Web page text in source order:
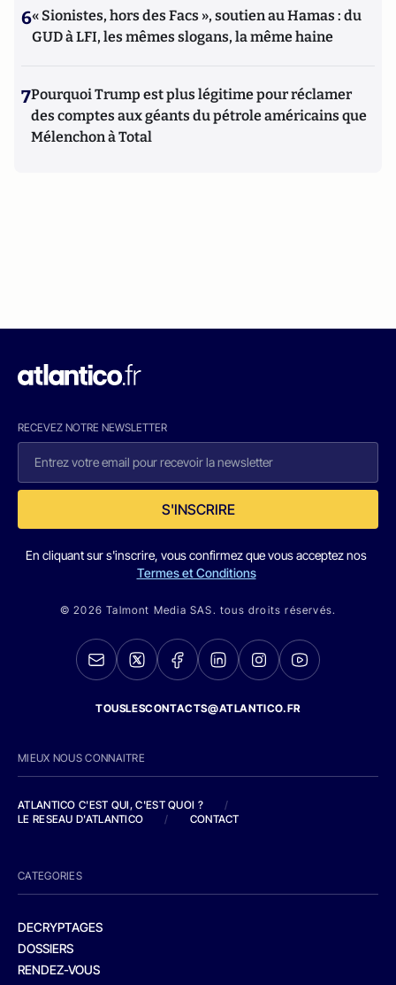
6« Sionistes, hors des Facs », soutien au Hamas : du
GUD à LFI, les mêmes slogans, la même haine
7Pourquoi Trump est plus légitime pour réclamer
des comptes aux géants du pétrole américains que
Mélenchon à Total
RECEVEZ NOTRE NEWSLETTER
S'INSCRIRE
En cliquant sur s'inscrire, vous confirmez que vous acceptez nos
Termes et Conditions
© 2026 Talmont Media SAS. tous droits réservés.
TOUSLESCONTACTS@ATLANTICO.FR
MIEUX NOUS CONNAITRE
ATLANTICO C'EST QUI, C'EST QUOI ?
/
LE RESEAU D'ATLANTICO
/ CONTACT
CATEGORIES
DECRYPTAGES
DOSSIERS
RENDEZ-VOUS